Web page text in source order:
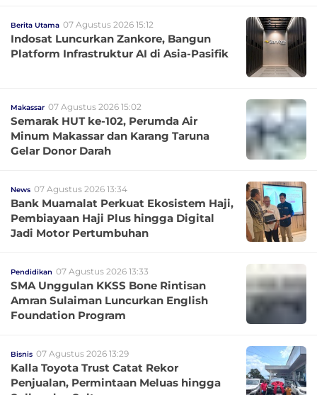
Berita Utama 07 Agustus 2026 15:12
Indosat Luncurkan Zankore, Bangun
Platform Infrastruktur AI di Asia-Pasifik
Makassar 07 Agustus 2026 15:02
Semarak HUT ke-102, Perumda Air
Minum Makassar dan Karang Taruna
Gelar Donor Darah
News 07 Agustus 2026 13:34
Bank Muamalat Perkuat Ekosistem Haji,
Pembiayaan Haji Plus hingga Digital
Jadi Motor Pertumbuhan
Pendidikan 07 Agustus 2026 13:33
SMA Unggulan KKSS Bone Rintisan
Amran Sulaiman Luncurkan English
Foundation Program
Bisnis 07 Agustus 2026 13:29
Kalla Toyota Trust Catat Rekor
Penjualan, Permintaan Meluas hingga